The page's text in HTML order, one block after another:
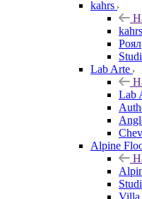
kahrs
kahrs
Роял
Lab Arte
Lab
Alpine
Villa